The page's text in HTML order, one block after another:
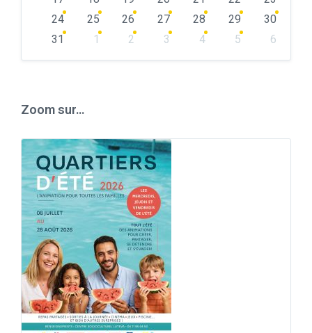
24
25 26 27 28 29
30
31
1 2 3 4 5
6
Zoom sur…